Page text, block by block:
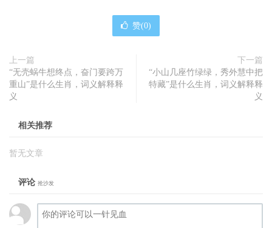
赞(0)
上一篇
“无壳蜗牛想终点，奋门要跨万
重山”是什么生肖，词义解释释
义
下一篇
“小山几座竹绿绿，秀外慧中把
特藏”是什么生肖，词义解释释
义
相关推荐
暂无文章
评论 抢沙发